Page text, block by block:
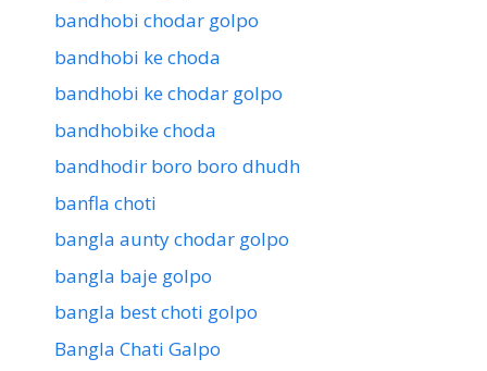
bandhobi chodar golpo
bandhobi ke choda
bandhobi ke chodar golpo
bandhobike choda
bandhodir boro boro dhudh
banfla choti
bangla aunty chodar golpo
bangla baje golpo
bangla best choti golpo
Bangla Chati Galpo